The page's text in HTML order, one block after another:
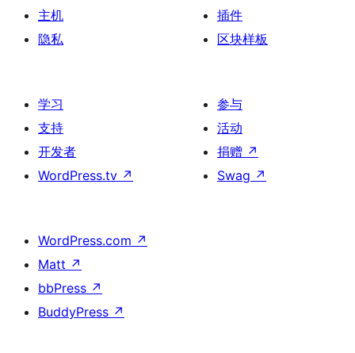
主机
隐私
插件
区块样板
学习
支持
开发者
WordPress.tv ↗
参与
活动
捐赠 ↗
Swag ↗
WordPress.com ↗
Matt ↗
bbPress ↗
BuddyPress ↗